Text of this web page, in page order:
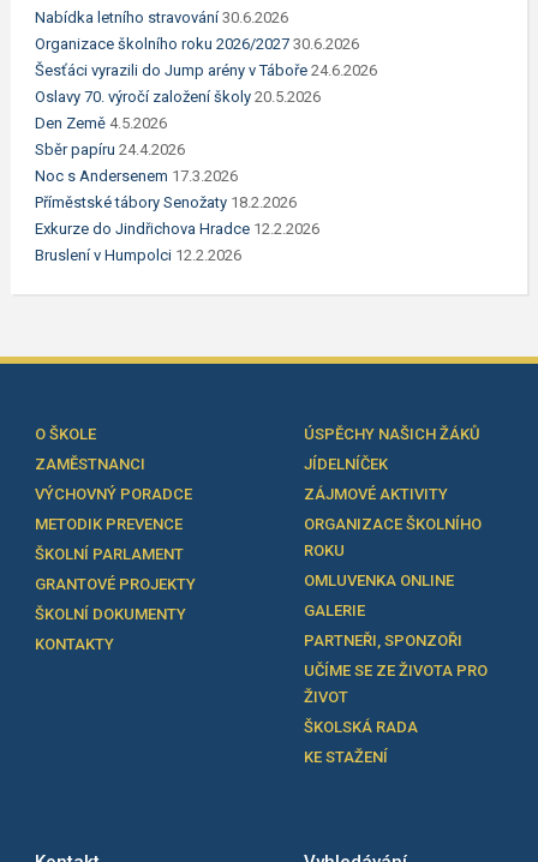
Nabídka letního stravování 30.6.2026
Organizace školního roku 2026/2027 30.6.2026
Šesťáci vyrazili do Jump arény v Táboře 24.6.2026
Oslavy 70. výročí založení školy 20.5.2026
Den Země 4.5.2026
Sběr papíru 24.4.2026
Noc s Andersenem 17.3.2026
Příměstské tábory Senožaty 18.2.2026
Exkurze do Jindřichova Hradce 12.2.2026
Bruslení v Humpolci 12.2.2026
O ŠKOLE
ZAMĚSTNANCI
VÝCHOVNÝ PORADCE
METODIK PREVENCE
ŠKOLNÍ PARLAMENT
GRANTOVÉ PROJEKTY
ŠKOLNÍ DOKUMENTY
KONTAKTY
ÚSPĚCHY NAŠICH ŽÁKŮ
JÍDELNÍČEK
ZÁJMOVÉ AKTIVITY
ORGANIZACE ŠKOLNÍHO
ROKU
OMLUVENKA ONLINE
GALERIE
PARTNEŘI, SPONZOŘI
UČÍME SE ZE ŽIVOTA PRO
ŽIVOT
ŠKOLSKÁ RADA
KE STAŽENÍ